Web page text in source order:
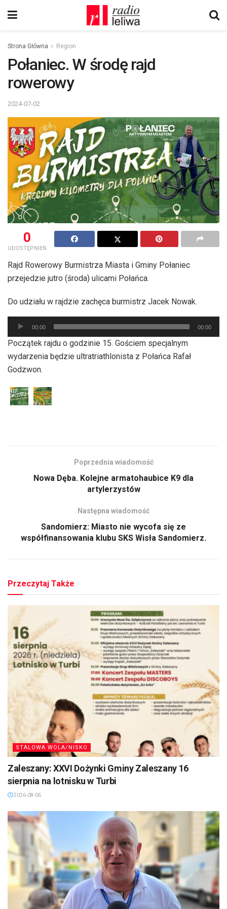
Strona Główna Region
Połaniec. W środę rajd
rowerowy
2024-07-02
0
UDOSTĘPNIEŃ
Rajd Rowerowy Burmistrza Miasta i Gminy Połaniec
przejedzie jutro (środa) ulicami Połańca.
Do udziału w rajdzie zachęca burmistrz Jacek Nowak.
Odtwarzacz
plików
dźwiękowych
00:00 00:00
Początek rajdu o godzinie 15. Gościem specjalnym
wydarzenia będzie ultratriathlonista z Połańca Rafał
Godzwon.
Poprzednia wiadomość
Nowa Dęba. Kolejne armatohaubice K9 dla
artylerzystów
Następna wiadomość
Sandomierz: Miasto nie wycofa się ze
współfinansowania klubu SKS Wisła Sandomierz.
Przeczytaj Także
STALOWA WOLA/NISKO
Zaleszany: XXVI Dożynki Gminy Zaleszany 16
sierpnia na lotnisku w Turbi
2026-08-06